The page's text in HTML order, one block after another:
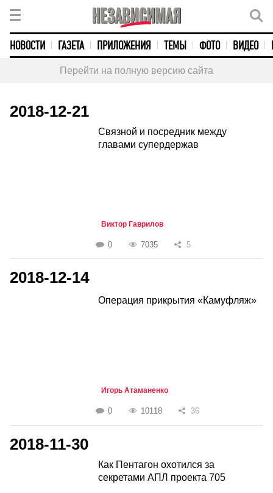
НОВОСТИ ГАЗЕТА ПРИЛОЖЕНИЯ ТЕМЫ ФОТО ВИДЕО
Перейти на полную версию сайта
2018-12-21
Связной и посредник между
главами супердержав
Виктор Гаврилов
0 7035 5
2018-12-14
Операция прикрытия «Камуфляж»
Игорь Атаманенко
0 10118 36
2018-11-30
Как Пентагон охотился за
секретами АПЛ проекта 705